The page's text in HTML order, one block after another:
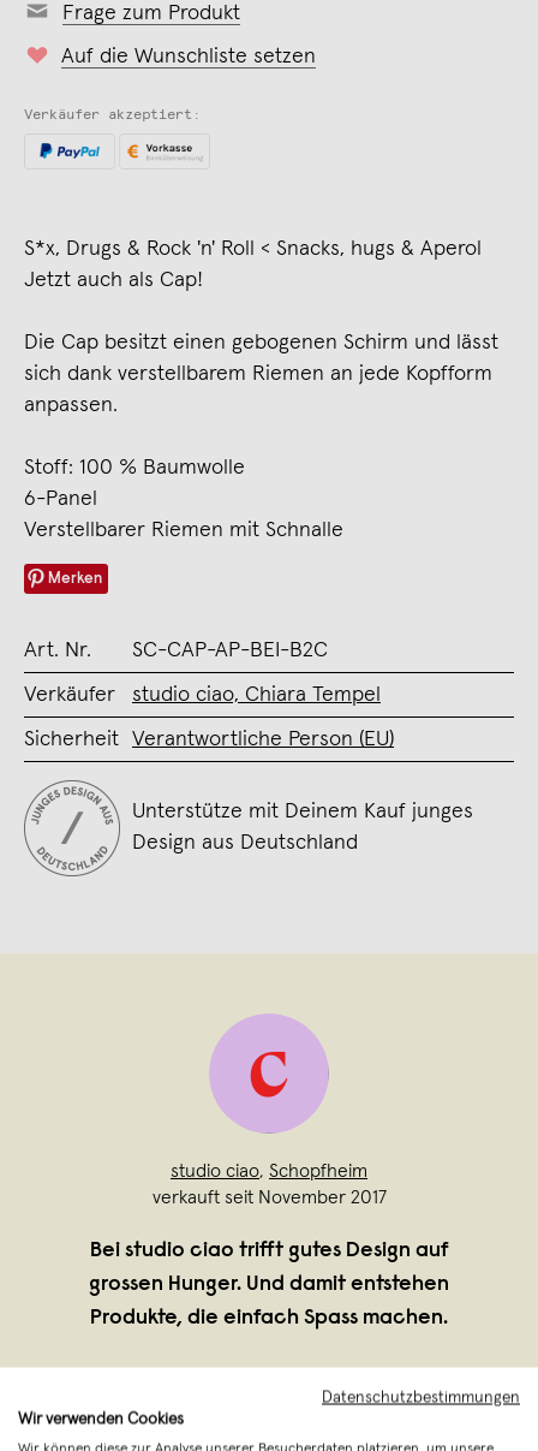
Frage zum Produkt
Auf die Wunschliste setzen
Verkäufer akzeptiert:
S*x, Drugs & Rock 'n' Roll < Snacks, hugs & Aperol
Jetzt auch als Cap!
Die Cap besitzt einen gebogenen Schirm und lässt
sich dank verstellbarem Riemen an jede Kopfform
anpassen.
Stoff: 100 % Baumwolle
6-Panel
Verstellbarer Riemen mit Schnalle
Merken
Art. Nr. SC-CAP-AP-BEI-B2C
Verkäufer studio ciao, Chiara Tempel
Sicherheit Verantwortliche Person (EU)
Unterstütze mit Deinem Kauf junges
Design aus Deutschland
studio ciao, Schopfheim
verkauft seit November 2017
Bei studio ciao trifft gutes Design auf
grossen Hunger. Und damit entstehen
Produkte, die einfach Spass machen.
Datenschutzbestimmungen
Wir verwenden Cookies